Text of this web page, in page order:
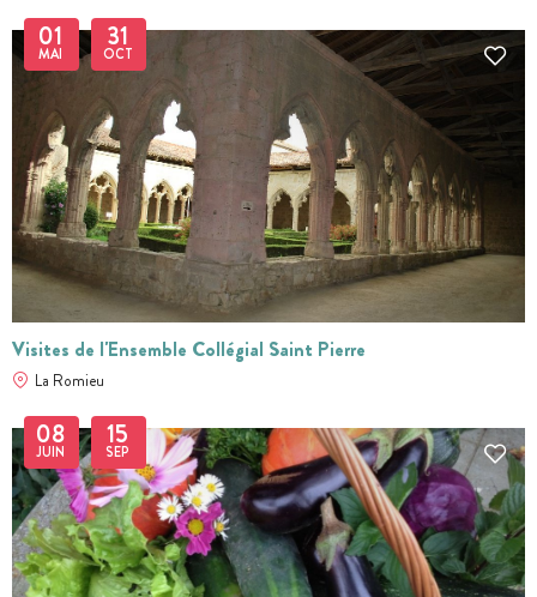
01
MAI 31
OCT
Visites de l'Ensemble Collégial Saint Pierre
La Romieu
08
JUIN 15
SEP